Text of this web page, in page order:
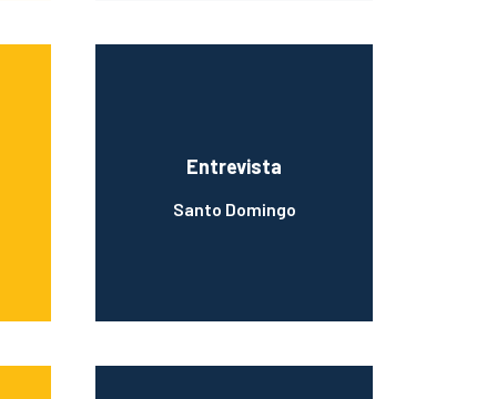
Entrevista
Santo Domingo